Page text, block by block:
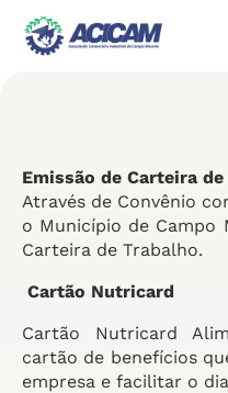
Emissão de Carteira
Através de Convênio
o Município de Campo
Carteira de Trabalho.
Cartão Nutricard
Cartão Nutricard
cartão de benefícios
empresa e facilitar o